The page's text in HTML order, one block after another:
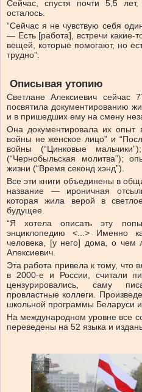
Сейчас, спустя почти 5,5
осталось.
“Сейчас я не чувствую себя
— Есть [работа], встречи какие-
вещей, которые помогают, но
трудно”.
Описывая утопию
Светлане Алексиевич
посвятила документированию
и в пришедших ему на смену
Она документировала их
войны не женское лицо” и
войны (“Цинковые
(“Чернобыльская молитва”);
жизни (“Время секонд хэнд”).
Все эти книги объединены в
название — ироничная
которая жила верой в
будущее.
“Я хотела описать эту
энциклопедию <...> Именно
человека, [у него] дома, о чем
Алексиевич.
Эта работа привела к тому, что
в 2000-е и России, считали
цензурировались, саму
провластные коллеги.
школьной программы Беларуси
На международном уровне все
переведены на 52 языка и